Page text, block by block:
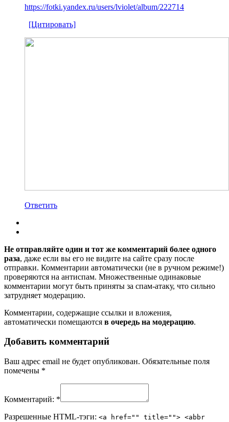
https://fotki.yandex.ru/users/lviolet/album/222714
[Цитировать]
Ответить
Не отправляйте один и тот же комментарий более одного
раза, даже если вы его не видите на сайте сразу после
отправки. Комментарии автоматически (не в ручном режиме!)
проверяются на антиспам. Множественные одинаковые
комментарии могут быть приняты за спам-атаку, что сильно
затрудняет модерацию.
Комментарии, содержащие ссылки и вложения,
автоматически помещаются в очередь на модерацию.
Добавить комментарий
Ваш адрес email не будет опубликован. Обязательные поля
помечены *
Комментарий: *
Разрешенные HTML-тэги: <a href="" title=""> <abbr